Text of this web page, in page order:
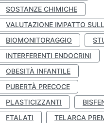
SOSTANZE CHIMICHE
VALUTAZIONE IMPATTO
BIOMONITORAGGIO
INTERFERENTI ENDOCRINI
OBESITÀ INFANTILE
PUBERTÀ PRECOCE
PLASTICIZZANTI
FTALATI
TELARCA